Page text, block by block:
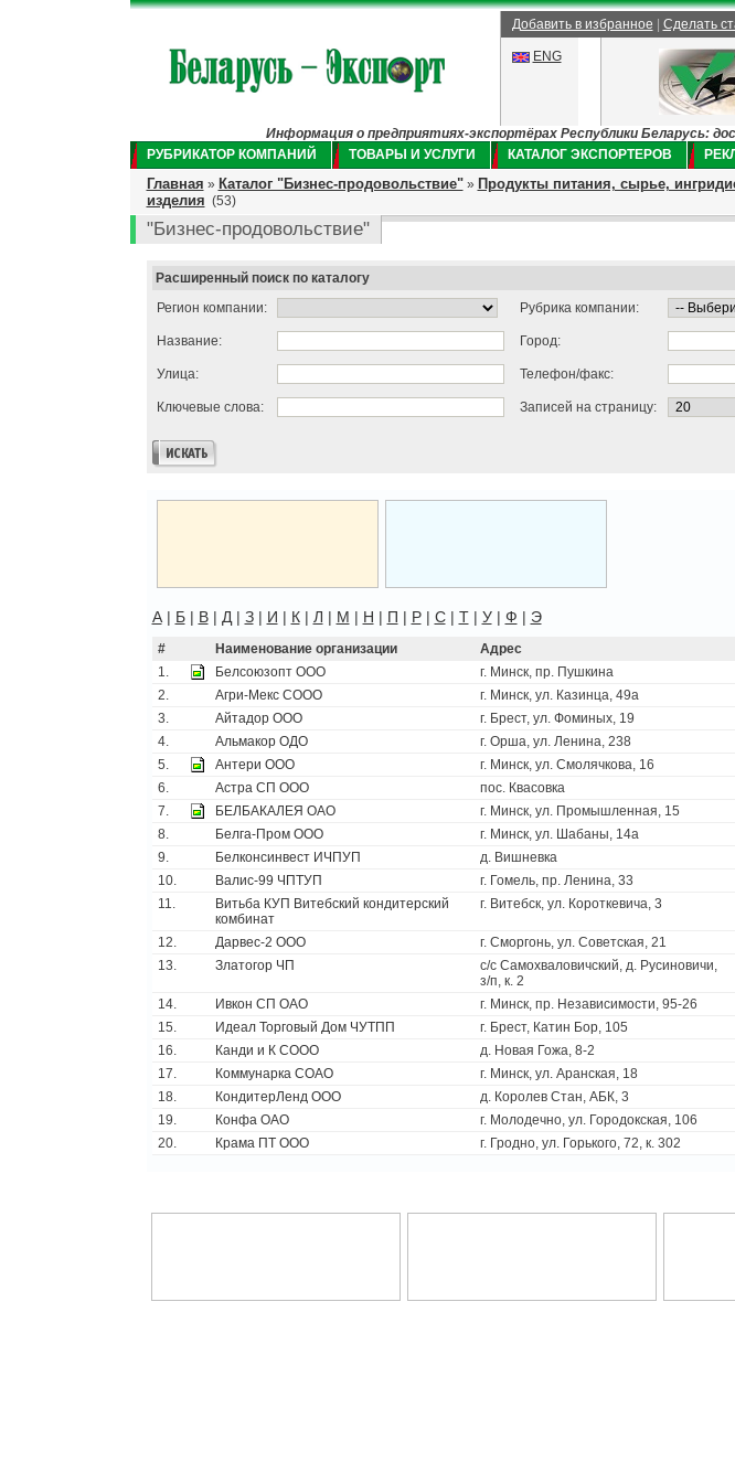
Добавить в избранное Сделать
ENG
Информация о предприятиях-экспортёрах Республики Беларусь:
РУБРИКАТОР КОМПАНИЙ
ТОВАРЫ И УСЛУГИ КАТАЛОГ ЭКСПОРТЕРОВ
Главная » Каталог "Бизнес-продовольствие"» Продукты питания, сырье,
изделия (53)
"Бизнес-продовольствие"
Расширенный поиск по каталогу
Регион компании:
Рубрика компании:
Название: Город:
Улица: Телефон/факс:
Ключевые слова: Записей на страницу:
А| Б| В| Д| З| И | К| Л | М | Н | П | Р| С| Т| У| Ф | Э
# Наименование организации Адрес
1.
Белсоюзопт ООО г. Минск, пр. Пушкина
2.
Агри-Мекс СООО г. Минск, ул. Казинца, 49а
3.
Айтадор ООО г. Брест, ул. Фоминых, 19
4.
Альмакор ОДО г. Орша, ул. Ленина, 238
5.
Антери ООО г. Минск, ул. Смолячкова, 16
6.
Астра СП ООО пос. Квасовка
7.
БЕЛБАКАЛЕЯ ОАО г. Минск, ул. Промышленная, 15
8.
Белга-Пром ООО г. Минск, ул. Шабаны, 14а
9.
Белконсинвест ИЧПУП д. Вишневка
10.
Валис-99 ЧПТУП г. Гомель, пр. Ленина, 33
11.
Витьба КУП Витебский кондитерский
комбинат
г. Витебск, ул. Короткевича, 3
12. Дарвес-2 ООО г. Сморгонь, ул. Советская, 21
13.
Златогор ЧП
с/с Самохваловичский, д. Русиновичи,
з/п, к. 2
14. Ивкон СП ОАО г. Минск, пр. Независимости, 95-26
15.
Идеал Торговый Дом ЧУТПП г. Брест, Катин Бор, 105
16.
Канди и К СООО д. Новая Гожа, 8-2
17.
Коммунарка СОАО г. Минск, ул. Аранская, 18
18.
КондитерЛенд ООО д. Королев Стан, АБК, 3
19.
Конфа ОАО г. Молодечно, ул. Городокская, 106
20.
Крама ПТ ООО г. Гродно, ул. Горького, 72, к. 302